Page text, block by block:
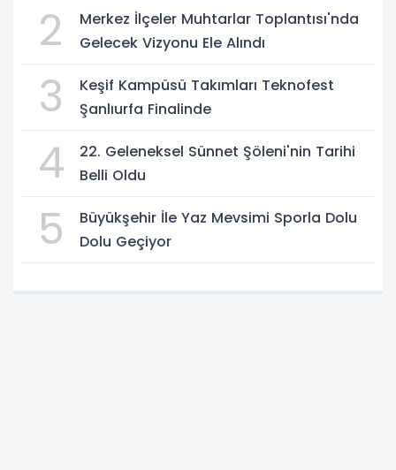
2
Merkez İlçeler Muhtarlar Toplantısı'nda
Gelecek Vizyonu Ele Alındı
3
Keşif Kampüsü Takımları Teknofest
Şanlıurfa Finalinde
4
22. Geleneksel Sünnet Şöleni'nin Tarihi
Belli Oldu
5
Büyükşehir İle Yaz Mevsimi Sporla Dolu
Dolu Geçiyor